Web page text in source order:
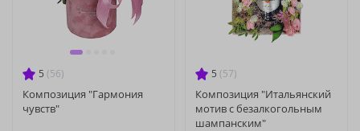
5 (56)
Композиция "Гармония
чувств"
5 (57)
Композиция "Итальянский
мотив с безалкогольным
шампанским"